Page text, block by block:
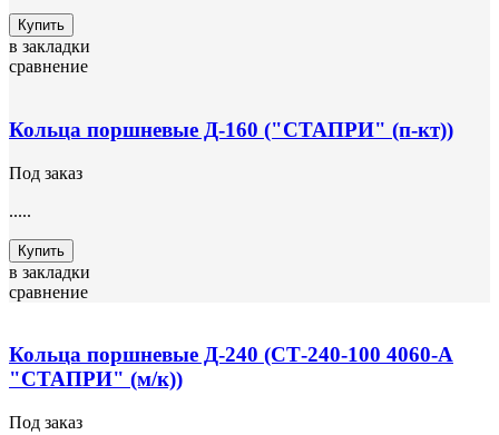
Купить
в закладки
сравнение
Кольца поршневые Д-160 ("СТАПРИ" (п-кт))
Под заказ
.....
Купить
в закладки
сравнение
Кольца поршневые Д-240 (СТ-240-100 4060-А
"СТАПРИ" (м/к))
Под заказ